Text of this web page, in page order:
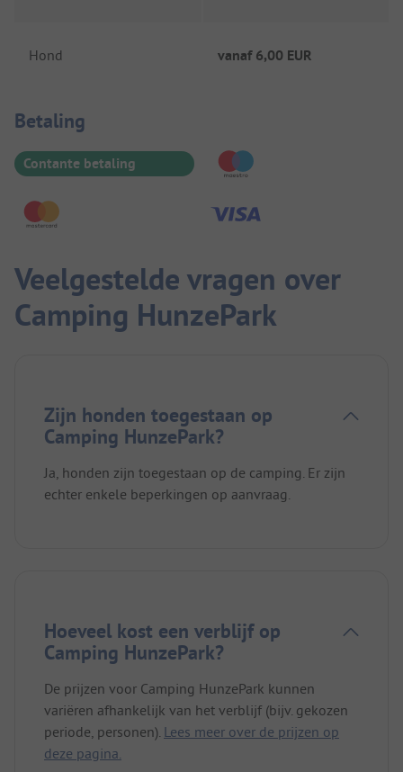
Hond vanaf 6,00 EUR
Betaalinformatie
Betaling
Contante betaling
Veelgestelde vragen over
Camping HunzePark
Zijn honden toegestaan op
Camping HunzePark?
Ja, honden zijn toegestaan op de camping. Er zijn
echter enkele beperkingen op aanvraag.
Hoeveel kost een verblijf op
Camping HunzePark?
De prijzen voor Camping HunzePark kunnen
variëren afhankelijk van het verblijf (bijv. gekozen
periode, personen). Lees meer over de prijzen op
deze pagina.